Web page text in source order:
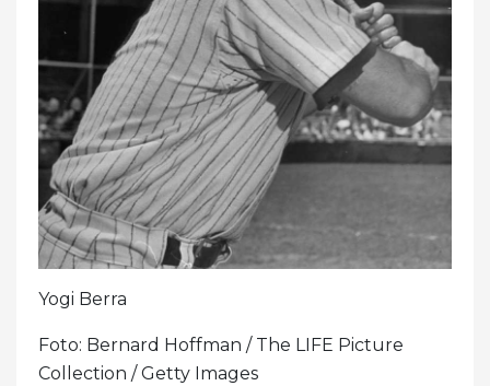
Yogi Berra
Foto: Bernard Hoffman / The LIFE Picture
Collection / Getty Images